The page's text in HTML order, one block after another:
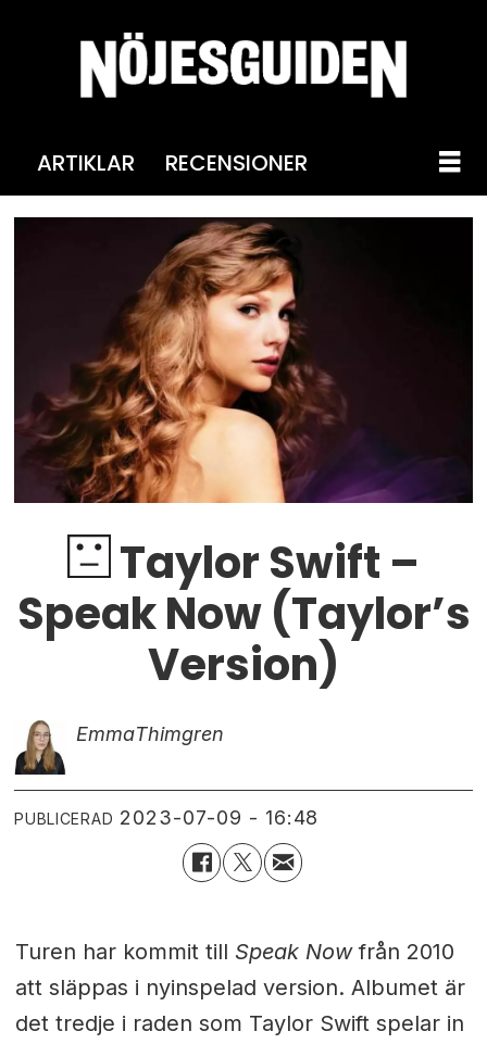
ARTIKLAR RECENSIONER
Taylor Swift –
Speak Now (Taylor’s
Version)
EmmaThimgren
PUBLICERAD 2023-07-09 - 16:48
Turen har kommit till Speak Nowfrån 2010
att släppas i nyinspelad version. Albumet är
det tredje i raden som Taylor Swift spelar in